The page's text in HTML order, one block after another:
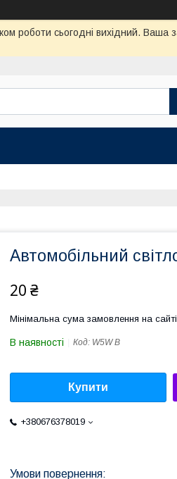
роботи сьогодні вихідний.
Автомобільний
20 ₴
Мінімальна сума замовлення на
В наявності Код: W5W B
Купити
+380676378019